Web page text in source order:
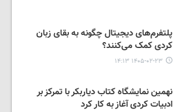
پلتفرم‌های دیجیتال چگونه به بقای زبان
کردی کمک می‌کنند؟
۱۴۰۵-۰۲-۲۳ ۱۴:۱۳
نهمین نمایشگاه کتاب دیاربکر با تمرکز بر
ادبیات کردی آغاز به کار کرد